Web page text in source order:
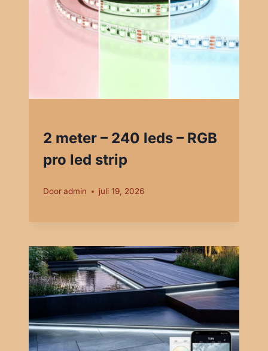
2 meter – 240 leds – RGB
pro led strip
Dooradmin juli 19, 2026